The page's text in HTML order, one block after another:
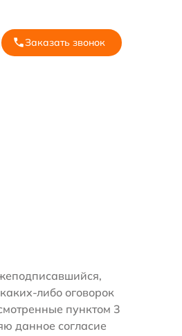
Заказать звонок
либо оговорок
пунктом 3
данное согласие